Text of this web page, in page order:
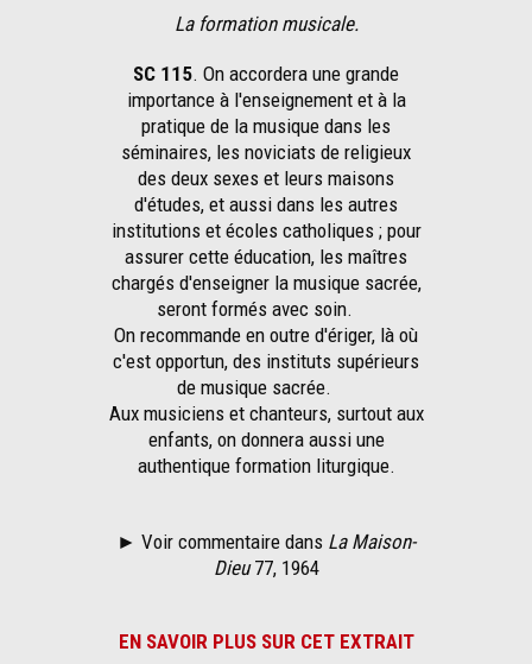
La formation musicale.
SC 115. On accordera une grande
importance à l'enseignement et à la
pratique de la musique dans les
séminaires, les noviciats de religieux
des deux sexes et leurs maisons
d'études, et aussi dans les autres
institutions et écoles catholiques ; pour
assurer cette éducation, les maîtres
chargés d'enseigner la musique sacrée,
seront formés avec soin.
On recommande en outre d'ériger, là où
c'est opportun, des instituts supérieurs
de musique sacrée.
Aux musiciens et chanteurs, surtout aux
enfants, on donnera aussi une
authentique formation liturgique.
► Voir commentaire dans La Maison-
Dieu77, 1964
EN SAVOIR PLUS SUR CET EXTRAIT